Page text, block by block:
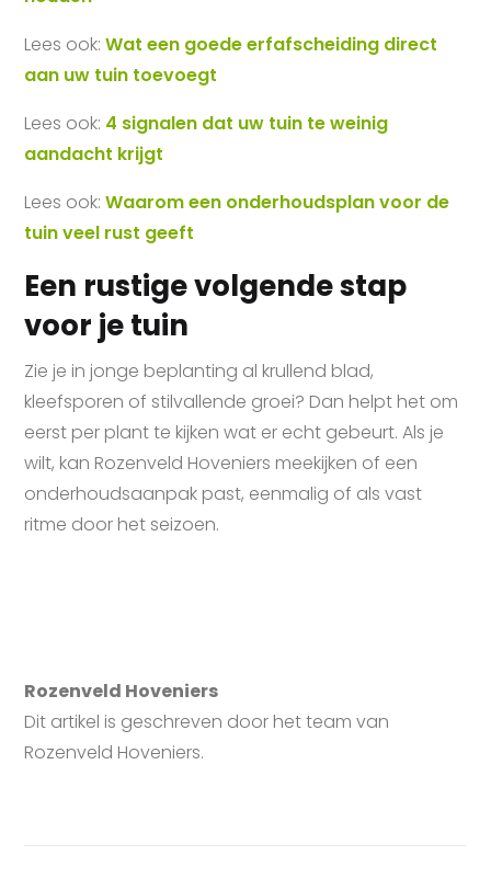
Lees ook:Wat een goede erfafscheiding direct
aan uw tuin toevoegt
Lees ook: 4 signalen dat uw tuin te weinig
aandacht krijgt
Lees ook:Waarom een onderhoudsplan voor de
tuin veel rust geeft
Een rustige volgende stap
voor je tuin
Zie je in jonge beplanting al krullend blad,
kleefsporen of stilvallende groei? Dan helpt het om
eerst per plant te kijken wat er echt gebeurt. Als je
wilt, kan Rozenveld Hoveniers meekijken of een
onderhoudsaanpak past, eenmalig of als vast
ritme door het seizoen.
Rozenveld Hoveniers
Dit artikel is geschreven door het team van
Rozenveld Hoveniers.